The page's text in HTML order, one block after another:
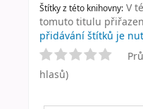
Štítky z této knihovny: V
tomuto titulu
přidávání štítků je
hlasů)